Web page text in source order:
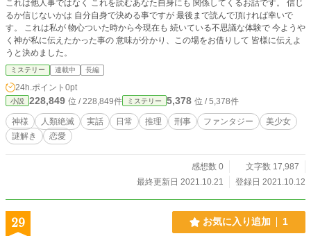
これは他人事ではなく これを読むあなた自身にも 関係してくるお話です。 信じ
るか信じないかは 自分自身で決める事ですが 最後まで読んで頂ければ幸いで
す。 これは私が 物心ついた時から今現在も 続いている不思議な体験で 今ようや
く神が私に伝えたかった事の 意味が分かり、この場をお借りして 皆様に伝えよ
うと決めました。
ミステリー 連載中 長編
24h.ポイント 0pt
小説 228,849 位 / 228,849件 ミステリー 5,378 位 / 5,378件
神様 人類絶滅 実話 日常 推理 刑事 ファンタジー
美少女
謎解き
恋愛
感想数 0
文字数 17,987
最終更新日 2021.10.21
登録日 2021.10.12
29 お気に入り追加 1